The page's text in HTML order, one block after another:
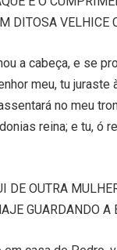
DITOSA VELHICE
a cabeça, e se
meu, tu
no meu
reina; e tu, ó
DE OUTRA
GUARDANDO A